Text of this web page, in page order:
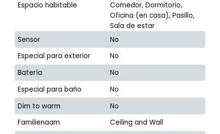
Espacio habitable
Comedor, Dormitorio,
Oficina (en casa), Pasillo,
Sala de estar
Sensor
No
Especial para exterior
No
Batería
No
Especial para baño
No
Dim to warm
No
Familienaam
Ceiling and Wall